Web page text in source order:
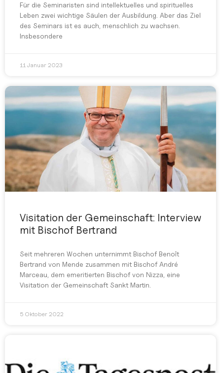
Für die Seminaristen sind intellektuelles und spirituelles
Leben zwei wichtige Säulen der Ausbildung. Aber das Ziel
des Seminars ist es auch, menschlich zu wachsen.
Insbesondere
11 Januar 2023
Visitation der Gemeinschaft: Interview
mit Bischof Bertrand
Seit mehreren Wochen unternimmt Bischof Benoît
Bertrand von Mende zusammen mit Bischof André
Marceau, dem emeritierten Bischof von Nizza, eine
Visitation der Gemeinschaft Sankt Martin.
5 Oktober 2022